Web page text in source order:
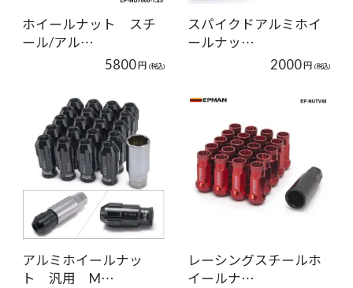
ホイールナット スチ
ール/アル…
5800円 (税込)
スパイクドアルミホイ
ールナッ…
2000円 (税込)
アルミホイールナッ
ト 汎用 M…
レーシングスチールホ
イールナ…